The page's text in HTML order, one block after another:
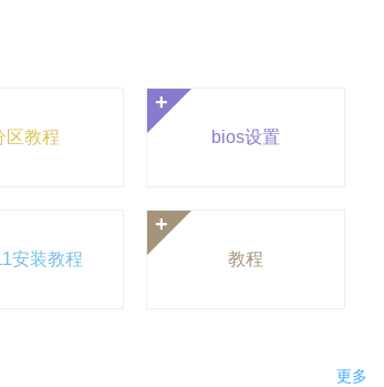
区教程
+
bios设置
安装教程
+
教程
更多